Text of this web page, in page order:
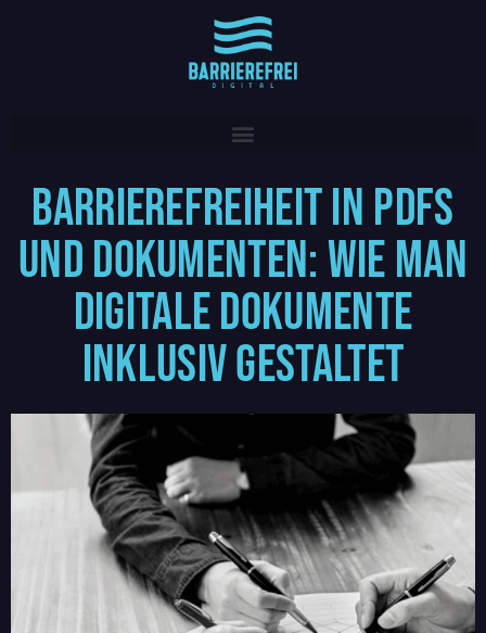
Barrierefreiheit in PDFs
und Dokumenten: Wie man
digitale Dokumente
inklusiv gestaltet